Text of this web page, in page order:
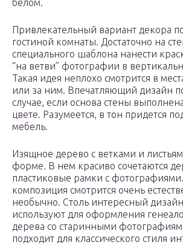
белом.
Привлекательный вариант декора
гостиной комнаты. Достаточно на
специального шаблона нанести
“на ветви” фотографии в
Такая идея неплохо смотрится в
или за ним. Впечатляющий дизайн
случае, если основа стены
цвете. Разумеется, в тон придется
мебель.
Изящное дерево с ветками и
форме. В нем красиво сочетаются
пластиковые рамки с
композиция смотрится очень
необычно. Столь интересный дизайн
используют для оформления
дерева со старинными
подходит для классического стиля